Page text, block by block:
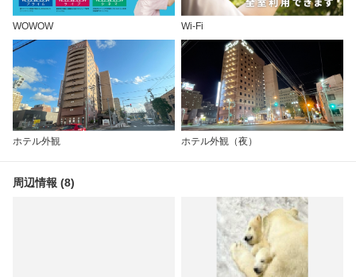
WOWOW Wi-Fi
ホテル外観 ホテル外観（夜）
周辺情報 (8)